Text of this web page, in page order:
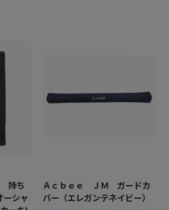
持ち
ーシャ
Ａｃｂｅｅ ＪＭ ガードカ
バー（エレガンテネイビー）